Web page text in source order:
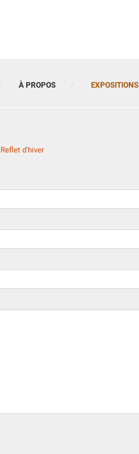
À PROPOS EXPOSITIONS
Reflet d'hiver